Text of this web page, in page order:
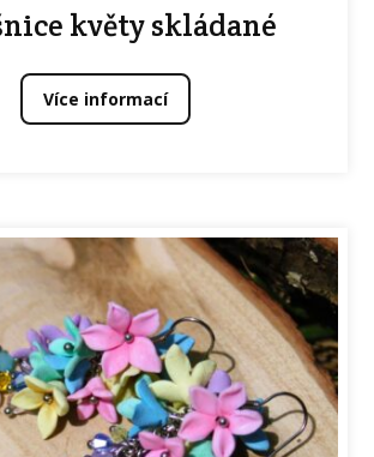
květy skládané
Více informací